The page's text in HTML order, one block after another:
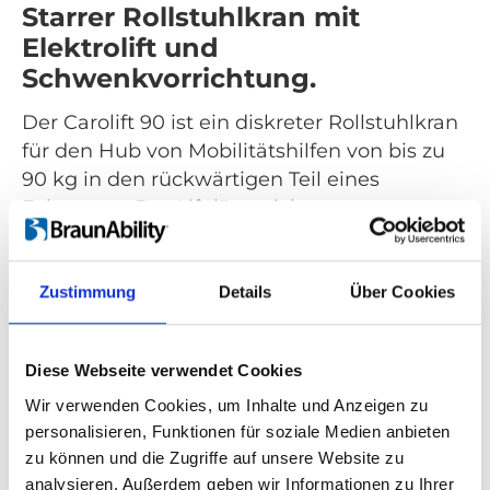
Zustimmung Details Über Cookies
Diese Webseite verwendet Cookies
Wir verwenden Cookies, um Inhalte und Anzeigen zu
personalisieren, Funktionen für soziale Medien anbieten
zu können und die Zugriffe auf unsere Website zu
analysieren. Außerdem geben wir Informationen zu Ihrer
Starrer Rollstuhlkran mit
Elektrolift und
Schwenkvorrichtung.
Der Carolift 90 ist ein diskreter Rollstuhlkran
für den Hub von Mobilitätshilfen von bis zu
90 kg in den rückwärtigen Teil eines
Fahrzeugs. Der Lift lässt sich
zusammenklappen und eignet sich deshalb
für Fahrzeuge mit schrägen Heckklappen.
angetrieben und bedient. Der Carolift 90
kann in viele verschiedene Fahrzeuge wie
Kombis, Minivans oder Vans in voller Größe
eingebaut werden.